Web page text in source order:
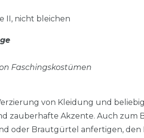
II, nicht bleichen
Faschingskostümen
von Kleidung und
zauberhafte Akzente. Auch zum
oder Brautgürtel anfertigen, den